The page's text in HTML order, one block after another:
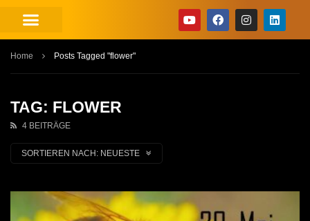
Home Posts Tagged "flower"
TAG: FLOWER
4 BEITRÄGE
SORTIEREN NACH: NEUESTE